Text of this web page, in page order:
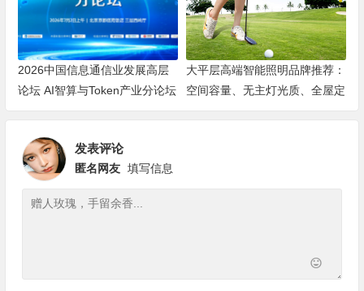
2026中国信息通信业发展高层
论坛 AI智算与Token产业分论坛
顺利举办
大平层高端智能照明品牌推荐：
空间容量、无主灯光质、全屋定
制、长期售后四个维度全解析
发表评论
匿名网友 填写信息